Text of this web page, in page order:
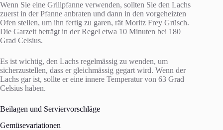
Wenn Sie eine Grillpfanne verwenden, sollten Sie den Lachs
zuerst in der Pfanne anbraten und dann in den vorgeheizten
Ofen stellen, um ihn fertig zu garen, rät Moritz Frey Grüsch.
Die Garzeit beträgt in der Regel etwa 10 Minuten bei 180
Grad Celsius.
Es ist wichtig, den Lachs regelmässig zu wenden, um
sicherzustellen, dass er gleichmässig gegart wird. Wenn der
Lachs gar ist, sollte er eine innere Temperatur von 63 Grad
Celsius haben.
Beilagen und Serviervorschläge
Gemüsevariationen